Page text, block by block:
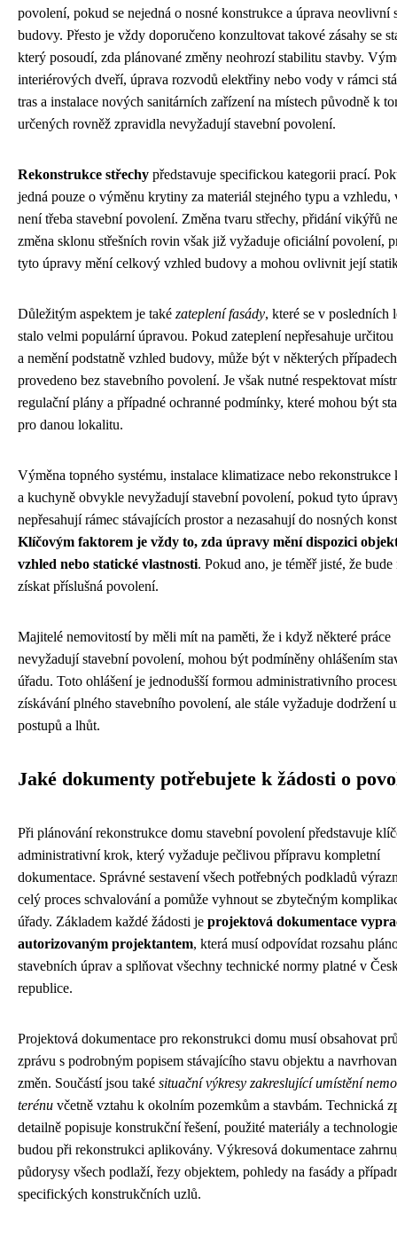
povolení, pokud se nejedná o nosné konstrukce a úprava neovlivní
budovy. Přesto je vždy doporučeno konzultovat takové zásahy se
který posoudí, zda plánované změny neohrozí stabilitu stavby.
interiérových dveří, úprava rozvodů elektřiny nebo vody v rámci
tras a instalace nových sanitárních zařízení na místech původně k
určených rovněž zpravidla nevyžadují stavební povolení.
Rekonstrukce střechy představuje specifickou kategorii prací.
jedná pouze o výměnu krytiny za materiál stejného typu a vzhledu,
není třeba stavební povolení. Změna tvaru střechy, přidání vikýřů
změna sklonu střešních rovin však již vyžaduje oficiální povolení,
tyto úpravy mění celkový vzhled budovy a mohou ovlivnit její
Důležitým aspektem je také zateplení fasády, které se v posledních
stalo velmi populární úpravou. Pokud zateplení nepřesahuje
a nemění podstatně vzhled budovy, může být v některých případech
provedeno bez stavebního povolení. Je však nutné respektovat
regulační plány a případné ochranné podmínky, které mohou být
pro danou lokalitu.
Výměna topného systému, instalace klimatizace nebo rekonstrukce
a kuchyně obvykle nevyžadují stavební povolení, pokud tyto
nepřesahují rámec stávajících prostor a nezasahují do nosných
Klíčovým faktorem je vždy to, zda úpravy mění dispozici
vzhled nebo statické vlastnosti. Pokud ano, je téměř jisté, že bude
získat příslušná povolení.
Majitelé nemovitostí by měli mít na paměti, že i když některé práce
nevyžadují stavební povolení, mohou být podmíněny ohlášením
úřadu. Toto ohlášení je jednodušší formou administrativního
získávání plného stavebního povolení, ale stále vyžaduje dodržení
postupů a lhůt.
Jaké dokumenty potřebujete k žádosti o
Při plánování rekonstrukce domu stavební povolení představuje
administrativní krok, který vyžaduje pečlivou přípravu kompletní
dokumentace. Správné sestavení všech potřebných podkladů
celý proces schvalování a pomůže vyhnout se zbytečným
úřady. Základem každé žádosti je projektová dokumentace
autorizovaným projektantem, která musí odpovídat rozsahu
stavebních úprav a splňovat všechny technické normy platné v
republice.
Projektová dokumentace pro rekonstrukci domu musí obsahovat
zprávu s podrobným popisem stávajícího stavu objektu a
změn. Součástí jsou také situační výkresy zakreslující umístění
terénu včetně vztahu k okolním pozemkům a stavbám. Technická
detailně popisuje konstrukční řešení, použité materiály a
budou při rekonstrukci aplikovány. Výkresová dokumentace
půdorysy všech podlaží, řezy objektem, pohledy na fasády a
specifických konstrukčních uzlů.